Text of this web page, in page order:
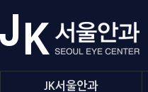
JK서울안과